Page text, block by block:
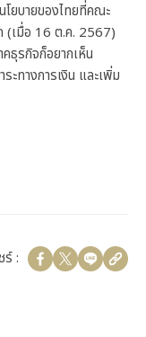
โยบายของไทยที่คณะ
(เมื่อ 16 ต.ค. 2567)
ธุรกิจก็อยากเห็น
ะทางการเงิน และเพิ่ม
ร์ :